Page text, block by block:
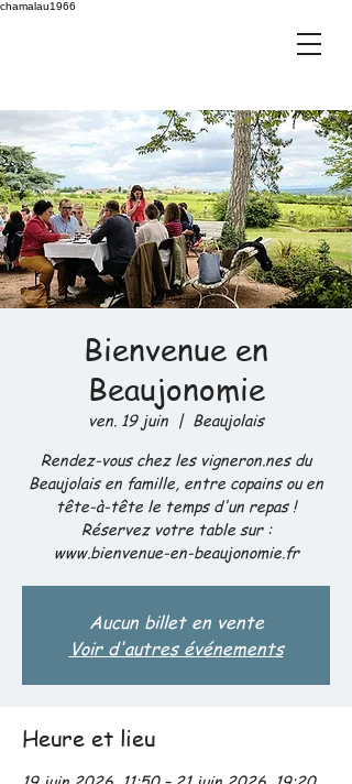
chamalau1966
Bienvenue en
Beaujonomie
ven. 19 juin
  |
Beaujolais
Rendez-vous chez les vigneron.nes du
Beaujolais en famille, entre copains ou en
tête-à-tête le temps d'un repas !
Réservez votre table sur :
www.bienvenue-en-beaujonomie.fr
Aucun billet en vente
Voir d'autres événements
Heure et lieu